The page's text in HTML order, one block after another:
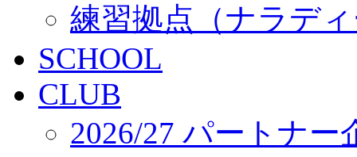
練習拠点（ナラデ
SCHOOL
CLUB
2026/27 パートナー